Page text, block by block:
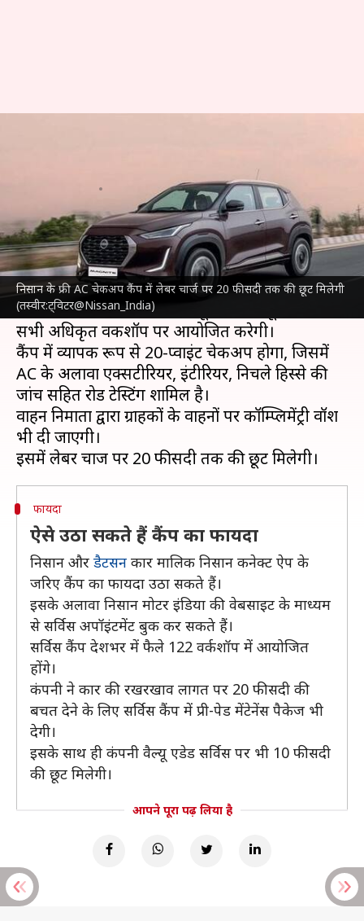
निसान के फ्री AC चेकअप कैंप में लेबर चार्ज पर 20 फीसदी तक की छूट मिलेगी
(तस्वीर:ट्विटर@Nissan_India)
Apr 14, 2023 07:03 pm
क्या है खबर?
कार निर्माता कंपनीनिसानअपनी कारों के फ्री AC
चेकअप कैंप लगाने की घोषणा की है।
कंपनी ये कैंप 15 अप्रैल से 15 जून के बीच पूरे भारत में
सभी अधिकृत वर्कशॉप पर आयोजित करेगी।
कैंप में व्यापक रूप से 20-प्वाइंट चेकअप होगा, जिसमें
AC के अलावा एक्सटीरियर, इंटीरियर, निचले हिस्से की
जांच सहित रोड टेस्टिंग शामिल है।
वाहन निर्माता द्वारा ग्राहकों के वाहनों पर कॉम्प्लिमेंट्री वॉश
भी दी जाएगी।
फायदा
ऐसे उठा सकते हैं कैंप का फायदा
निसान और डैटसन कार मालिक निसान कनेक्ट ऐप के
जरिए कैंप का फायदा उठा सकते हैं।
इसके अलावा निसान मोटर इंडिया की वेबसाइट के माध्यम
से सर्विस अपॉइंटमेंट बुक कर सकते हैं।
सर्विस कैंप देशभर में फैले 122 वर्कशॉप में आयोजित
होंगे।
कंपनी ने कार की रखरखाव लागत पर 20 फीसदी की
बचत देने के लिए सर्विस कैंप में प्री-पेड मेंटेनेंस पैकेज भी
देगी।
इसके साथ ही कंपनी वैल्यू एडेड सर्विस पर भी 10 फीसदी
की छूट मिलेगी।
आपने पूरा पढ़ लिया है